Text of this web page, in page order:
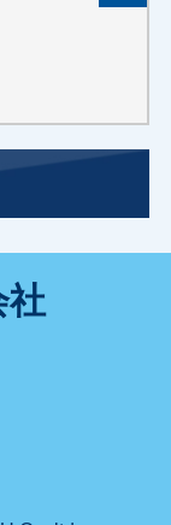
社